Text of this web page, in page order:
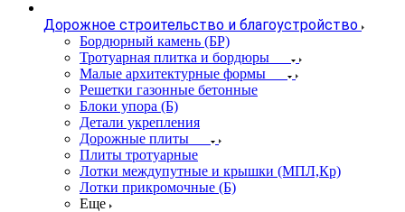
Дорожное строительство и благоустройство
Бордюрный камень (БР)
Тротуарная плитка и бордюры
Малые архитектурные формы
Решетки газонные бетонные
Блоки упора (Б)
Детали укрепления
Дорожные плиты
Плиты тротуарные
Лотки междупутные и крышки (МПЛ,Кр)
Лотки прикромочные (Б)
Еще